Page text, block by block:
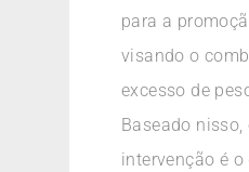
para a
visando o
excesso de
Baseado
intervenção é o